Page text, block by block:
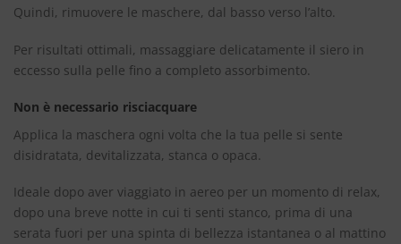
Quindi, rimuovere le maschere, dal basso verso l’alto.
Per risultati ottimali, massaggiare delicatamente il siero in
eccesso sulla pelle fino a completo assorbimento.
Non è necessario risciacquare
Applica la maschera ogni volta che la tua pelle si sente
disidratata, devitalizzata, stanca o opaca.
Ideale dopo aver viaggiato in aereo per un momento di relax,
dopo una breve notte in cui ti senti stanco, prima di una
serata fuori per una spinta di bellezza istantanea o al mattino